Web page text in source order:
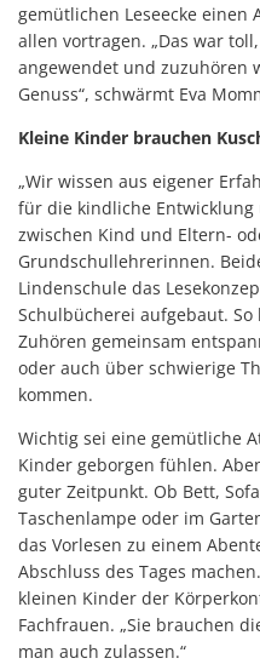
gemütlichen Leseecke
allen vortragen. „Das war
angewendet und zuzuhören
Genuss“, schwärmt Eva
Kleine Kinder brauchen
„Wir wissen aus eigener
für die kindliche
zwischen Kind und Eltern-
Grundschullehrerinnen.
Lindenschule das
Schulbücherei aufgebaut.
Zuhören gemeinsam
oder auch über schwierige
kommen.
Wichtig sei eine gemütliche
Kinder geborgen fühlen.
guter Zeitpunkt. Ob Bett,
Taschenlampe oder im
das Vorlesen zu einem
Abschluss des Tages
kleinen Kinder der
Fachfrauen. „Sie brauchen
man auch zulassen.“